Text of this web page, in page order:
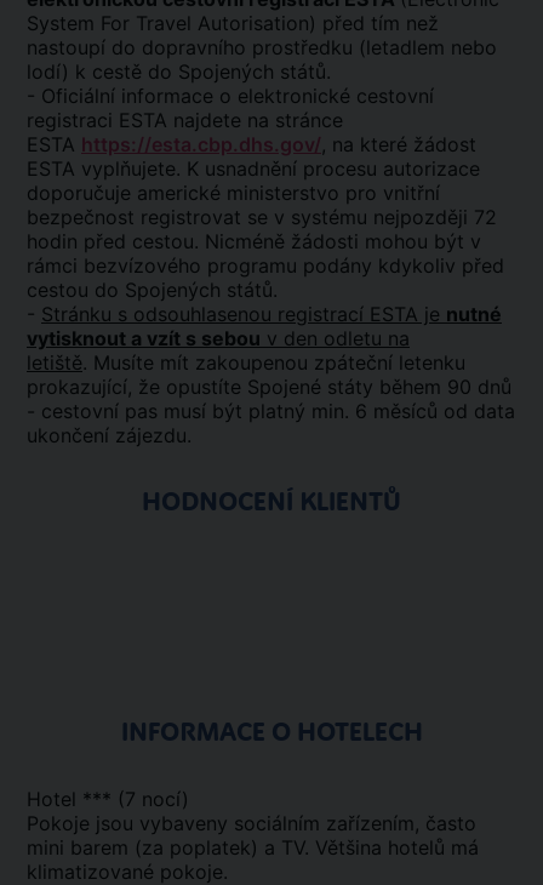
System For Travel Autorisation) před tím než
nastoupí do dopravního prostředku (letadlem nebo
lodí) k cestě do Spojených států.
- Oficiální informace o elektronické cestovní
registraci ESTA najdete na stránce
ESTA https://esta.cbp.dhs.gov/, na které žádost
ESTA vyplňujete. K usnadnění procesu autorizace
doporučuje americké ministerstvo pro vnitřní
bezpečnost registrovat se v systému nejpozději 72
hodin před cestou. Nicméně žádosti mohou být v
rámci bezvízového programu podány kdykoliv před
cestou do Spojených států.
- Stránku s odsouhlasenou registrací ESTA je nutné
vytisknout a vzít s sebou v den odletu na
letiště. Musíte mít zakoupenou zpáteční letenku
prokazující, že opustíte Spojené státy během 90 dnů
- cestovní pas musí být platný min. 6 měsíců od data
ukončení zájezdu.
HODNOCENÍ KLIENTŮ
INFORMACE O HOTELECH
Hotel *** (7 nocí)
Pokoje jsou vybaveny sociálním zařízením, často
mini barem (za poplatek) a TV. Většina hotelů má
klimatizované pokoje.